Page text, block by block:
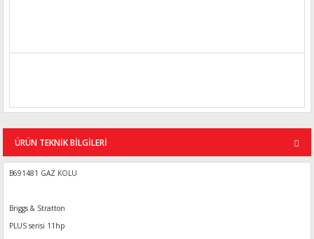
ÜRÜN TEKNİK BİLGİLERİ
B691481 GAZ KOLU
Briggs & Stratton
PLUS serisi 11hp